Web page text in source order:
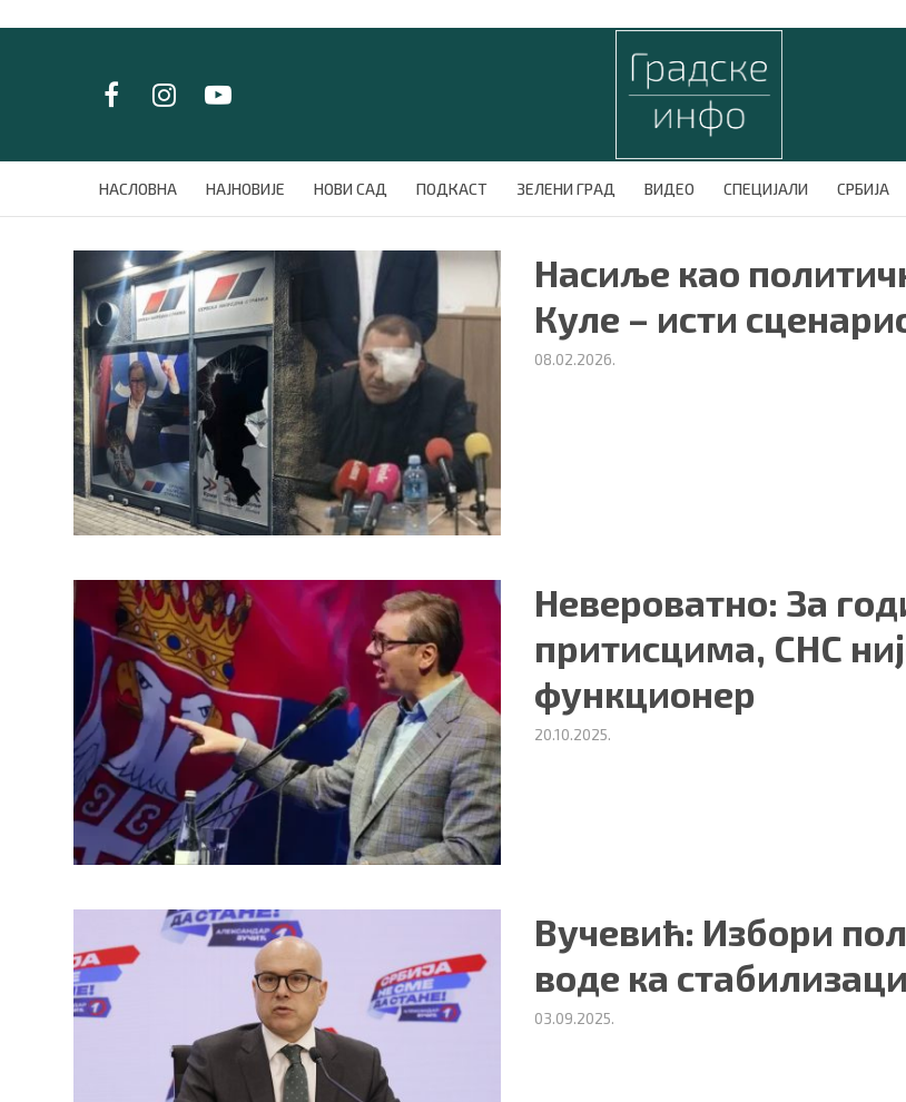
НАСЛОВНА НАЈНОВИЈЕ НОВИ САД ПОДКАСТ ЗЕЛЕНИ ГРАД ВИДЕО СПЕЦИЈАЛИ СРБИЈА
Насиље као
Куле – исти
08.02.2026.
Невероватно: За
притисцима, СНС
функционер
20.10.2025.
Вучевић: Избори
воде ка
03.09.2025.
НАСЛОВНА
НАЈНОВИЈЕ
НОВИ САД
ЗЕЛЕНИ ГРАД
СПЕЦИЈАЛИ
ЖИВОТ И СТИЛ
БИЗНИС
redakcija@gradskeinfo.rs
ПРАТИТЕ НАС
Маркетинг|Услови коришћења|Политика приватности